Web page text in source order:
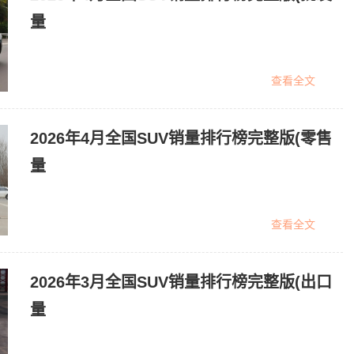
量
查看全文
2026年4月全国SUV销量排行榜完整版(零售
量
查看全文
2026年3月全国SUV销量排行榜完整版(出口
量